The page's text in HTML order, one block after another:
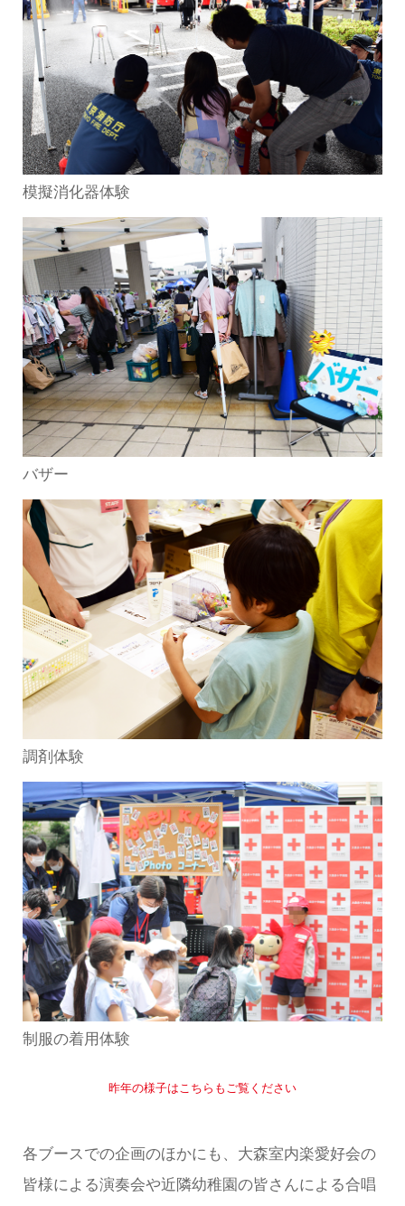
模擬消化器体験
バザー
調剤体験
制服の着用体験
昨年の様子はこちらもご覧ください
各ブースでの企画のほかにも、大森室内楽愛好会の
皆様による演奏会や近隣幼稚園の皆さんによる合唱